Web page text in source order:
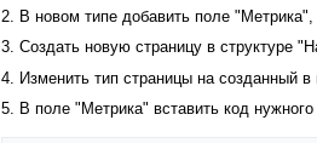
2. В новом типе добавить поле "Метрика",
3. Создать новую страницу в структуре
4. Изменить тип страницы на созданный
5. В поле "Метрика" вставить код